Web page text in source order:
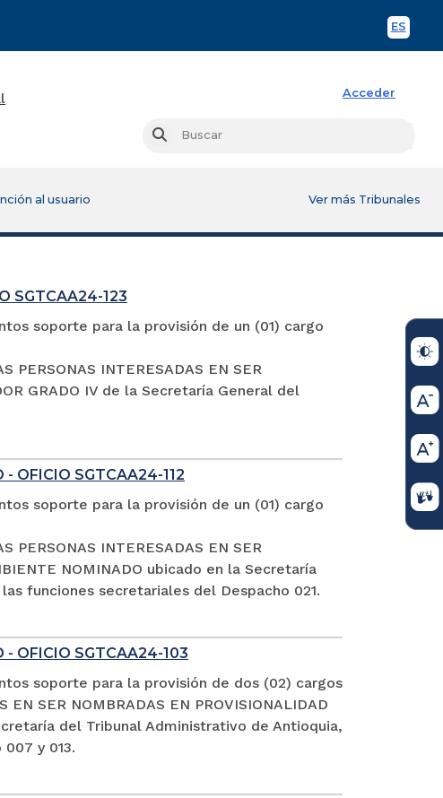
ES
Acceder
Buscar
al usuario Ver más Tribunales
SGTCAA24-123
soporte para la provisión de un (01) cargo
INTERESADAS EN SER
GRADO IV de la Secretaría General del
OFICIO SGTCAA24-112
soporte para la provisión de un (01) cargo
INTERESADAS EN SER
NOMINADO ubicado en la Secretaría
funciones secretariales del Despacho 021.
- OFICIO SGTCAA24-103
soporte para la provisión de dos (02) cargos
SER NOMBRADAS EN PROVISIONALIDAD
del Tribunal Administrativo de Antioquia,
y 013.